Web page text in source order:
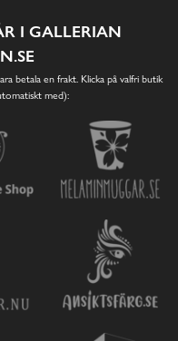
I GALLERIAN
betala en frakt. Klicka på valfri butik
med):